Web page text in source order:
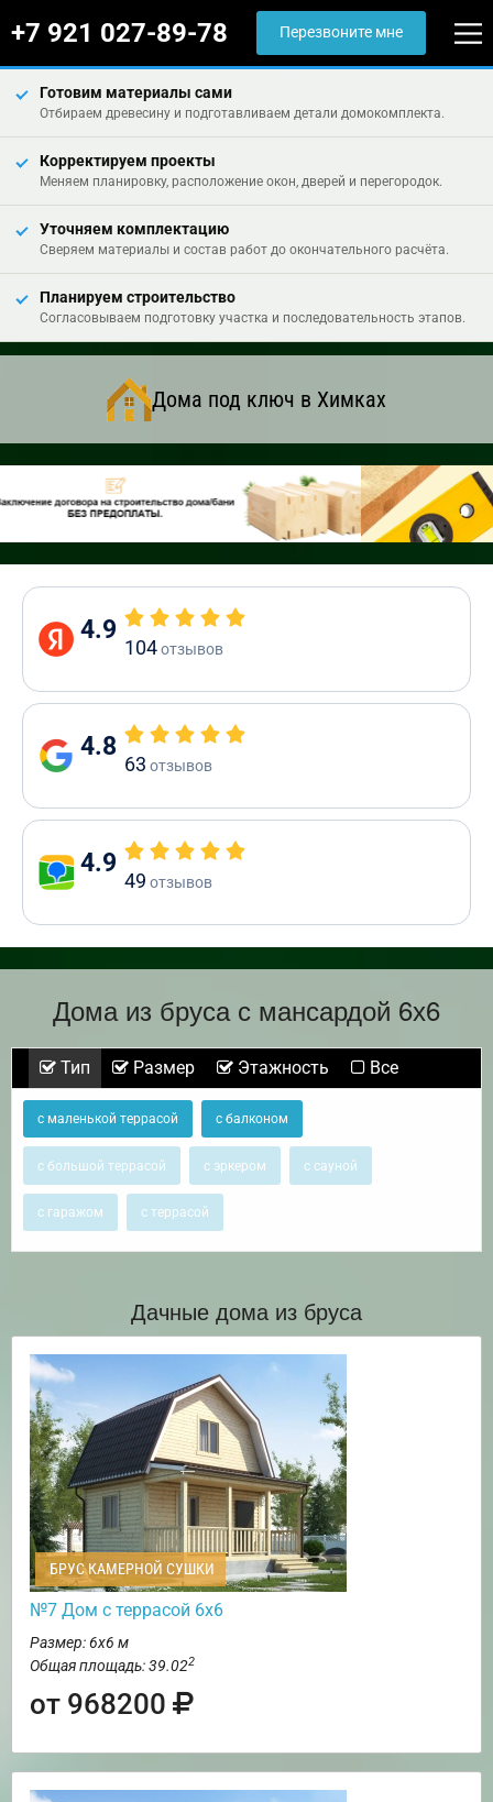
+7 921 027-89-78 Перезвоните мне
Готовим материалы сами
Отбираем древесину и подготавливаем детали домокомплекта.
Корректируем проекты
Меняем планировку, расположение окон, дверей и перегородок.
Уточняем комплектацию
Сверяем материалы и состав работ до окончательного расчёта.
Планируем строительство
Согласовываем подготовку участка и последовательность этапов.
Дома под ключ в Химках
4.9
104отзывов
4.8
63 отзывов
4.9
49 отзывов
Дома из бруса с мансардой 6х6
Тип Размер Этажность Все
с маленькой террасой с балконом
с большой террасой с эркером с сауной
с гаражом с террасой
Дачные дома из бруса
БРУС КАМЕРНОЙ СУШКИ
№7 Дом с террасой 6х6
Размер: 6х6 м
Общая площадь: 39.022
от 968200